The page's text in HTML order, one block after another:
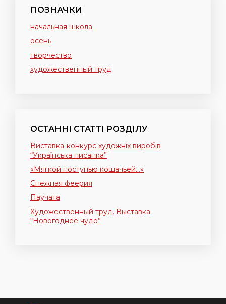
ПОЗНАЧКИ
начальная школа
осень
творчество
художественный труд
ОСТАННІ СТАТТІ РОЗДІЛУ
Виставка-конкурс художніх виробів
“Українська писанка”
«Мягкой поступью кошачьей…»
Снежная феерия
Паучата
Художественный труд. Выставка
“Новогоднее чудо”